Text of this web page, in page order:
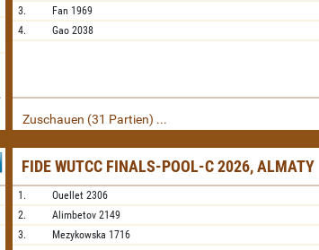
3.
Fan 1969
4.
Gao 2038
Zuschauen (31 Partien) ...
FIDE WUTCC FINALS-POOL-C 2026, ALMATY
1. Ouellet 2306
2.
Alimbetov 2149
3.
Mezykowska 1716